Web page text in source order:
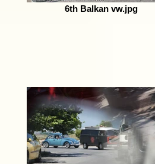
6th Balkan vw.jpg